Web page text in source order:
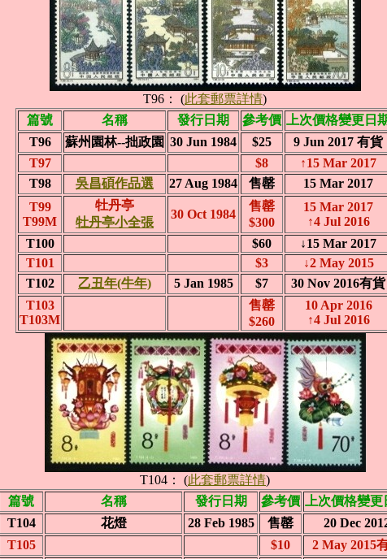
T96： (此套郵票詳情)
篇號
名稱 發行日期 參考價
上次價格變更日
T96
蘇州園林--拙政園 30 Jun 1984 $25
9 Jun 2017 有貨
T97
$8
↑15 Mar 2017
T98
吳昌碩作品選 27 Aug 1984 售罄
15 Mar 2017
T99
T99M
牡丹亭
牡丹亭小全張
30 Oct 1984
售罄
$300
15 Mar 2017
↑4 Jul 2016
T100
$60
↓15 Mar 2017
T101
$3
↓2 May 2015
T102
乙丑年(牛年) 5 Jan 1985 $7
30 Nov 2016有貨
T103
T103M
售罄
$260
10 Apr 2016
↑4 Jul 2016
T104： (此套郵票詳情)
篇號
名稱 發行日期 參考價
上次價格變
T104
花燈 28 Feb 1985 售罄
20 Dec
T105
$10
2 May 2015